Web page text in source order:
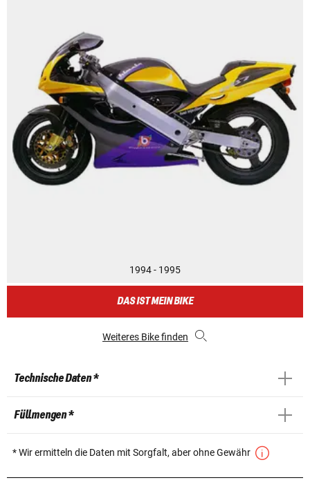
1994 - 1995
DAS IST MEIN BIKE
Weiteres Bike finden
Technische Daten *
Füllmengen *
* Wir ermitteln die Daten mit Sorgfalt, aber ohne Gewähr